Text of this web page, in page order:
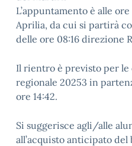
L’appuntamento è alle ore
Aprilia, da cui si partirà
delle ore 08:16 direzione
Il rientro è previsto per le
regionale 20253 in
ore 14:42.
Si suggerisce agli/alle
all’acquisto anticipato del